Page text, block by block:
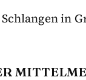
in